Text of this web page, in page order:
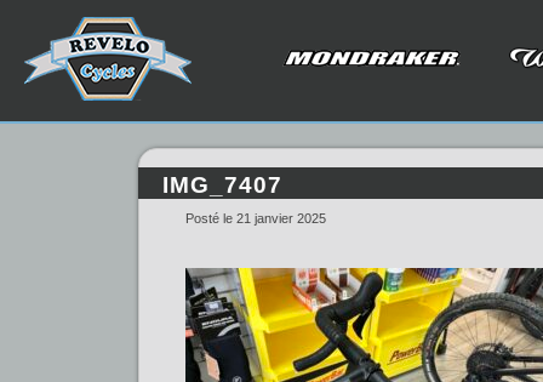
IMG_7407
Posté le 21 janvier 2025